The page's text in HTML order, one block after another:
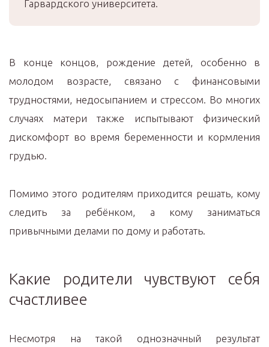
Гарвардского университета.
В конце концов, рождение детей, особенно в
молодом возрасте, связано с финансовыми
трудностями, недосыпанием и стрессом. Во многих
случаях матери также испытывают физический
дискомфорт во время беременности и кормления
грудью.
Помимо этого родителям приходится решать, кому
следить за ребёнком, а кому заниматься
привычными делами по дому и работать.
Какие родители чувствуют себя
счастливее
Несмотря на такой однозначный результат